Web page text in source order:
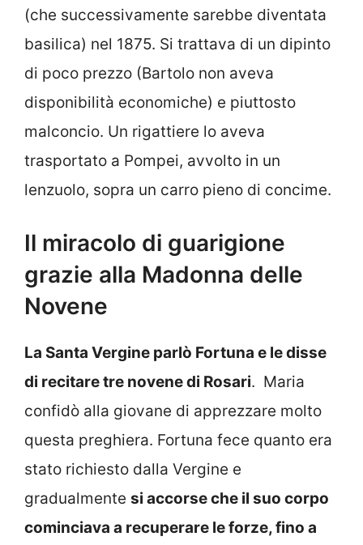
(che successivamente sarebbe diventata
basilica) nel 1875. Si trattava di un dipinto
di poco prezzo (Bartolo non aveva
disponibilità economiche) e piuttosto
malconcio. Un rigattiere lo aveva
trasportato a Pompei, avvolto in un
lenzuolo, sopra un carro pieno di concime.
Il miracolo di guarigione
grazie alla Madonna delle
Novene
La Santa Vergine parlò Fortuna e le disse
di recitare tre novene di Rosari. Maria
confidò alla giovane di apprezzare molto
questa preghiera. Fortuna fece quanto era
stato richiesto dalla Vergine e
gradualmente si accorse che il suo corpo
cominciava a recuperare le forze, fino a